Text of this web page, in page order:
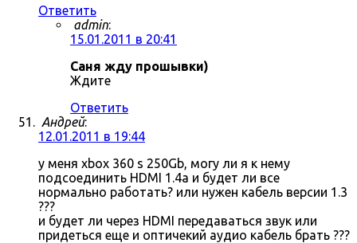
Ответить
admin:
15.01.2011 в 20:41
Саня жду прошывки)
Ждите
Ответить
Андрей:
12.01.2011 в 19:44
у меня xbox 360 s 250Gb, могу ли я к нему
подсоединить HDMI 1.4a и будет ли все
нормально работать? или нужен кабель версии 1.3
???
и будет ли через HDMI передаваться звук или
придеться еще и оптичекий аудио кабель брать ???